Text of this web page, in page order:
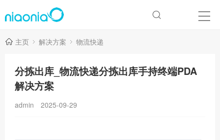
主页 解决方案 物流快递
分拣出库_物流快递分拣出库手持终端PDA
解决方案
admin 2025-09-29